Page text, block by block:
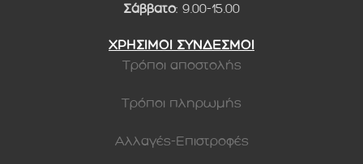
Σάββατο: 9.00-15.00
ΧΡΗΣΙΜΟΙ ΣΥΝΔΕΣΜΟΙ
Τρόποι αποστολής
Τρόποι πληρωμής
Αλλαγές-Επιστροφές